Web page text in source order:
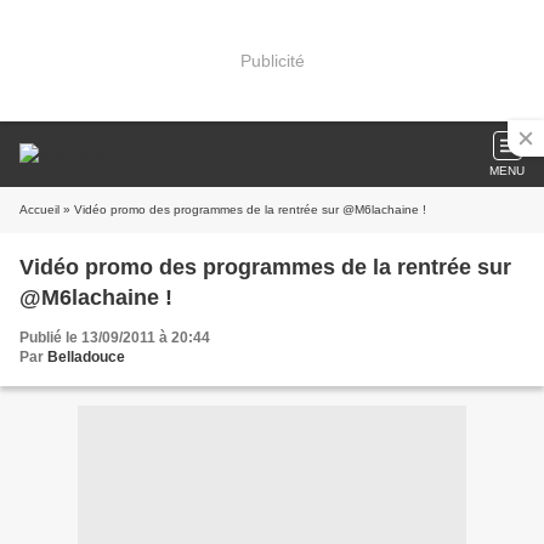
Publicité
MENU
Accueil » Vidéo promo des programmes de la rentrée sur @M6lachaine !
Vidéo promo des programmes de la rentrée sur
@M6lachaine !
Publié le 13/09/2011 à 20:44
Par Belladouce